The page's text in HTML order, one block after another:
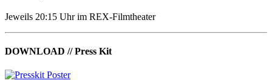
Jeweils 20:15 Uhr im REX-Filmtheater
DOWNLOAD // Press Kit